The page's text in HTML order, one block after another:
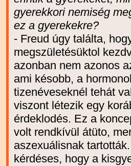
gyerekkori nemiség
ez a gyerekekre?
- Freud úgy találta,
megszületésüktol
azonban nem azonos
ami késobb, a
tizenéveseknél tehát
viszont létezik egy
érdeklodés. Ez a
volt rendkívül átüto,
aszexuálisnak
kérdéses, hogy a